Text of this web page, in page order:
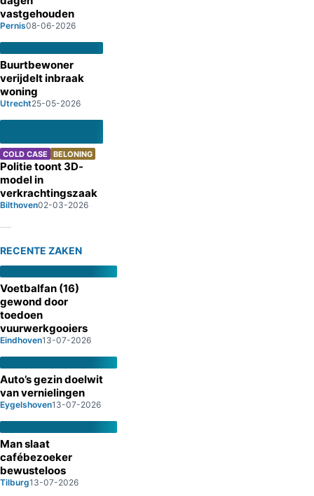
vastgehouden
Pernis08-06-2026
Buurtbewoner
verijdelt inbraak
woning
Utrecht25-05-2026
COLD CASE BELONING
Politie toont 3D-
model in
verkrachtingszaak
Bilthoven02-03-2026
RECENTE ZAKEN
Voetbalfan (16)
gewond door
toedoen
vuurwerkgooiers
Eindhoven13-07-2026
Auto’s gezin doelwit
van vernielingen
Eygelshoven13-07-2026
Man slaat
cafébezoeker
bewusteloos
Tilburg13-07-2026